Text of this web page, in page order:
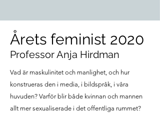
Årets feminist 2020
Professor Anja Hirdman
Vad är maskulinitet och manlighet, och hur
konstrueras den i media, i bildspråk, i våra
huvuden? Varför blir både kvinnan och mannen
allt mer sexualiserade i det offentliga rummet?